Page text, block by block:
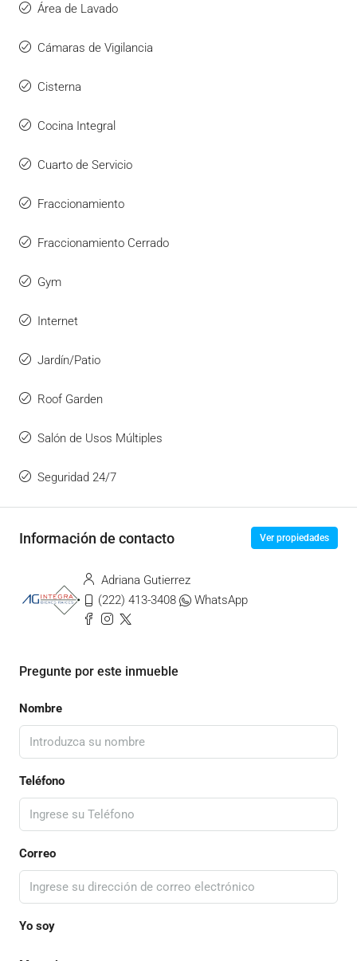
Área de Lavado
Cámaras de Vigilancia
Cisterna
Cocina Integral
Cuarto de Servicio
Fraccionamiento
Fraccionamiento Cerrado
Gym
Internet
Jardín/Patio
Roof Garden
Salón de Usos Múltiples
Seguridad 24/7
Información de contacto Ver propiedades
Adriana Gutierrez
(222) 413-3408
WhatsApp
Pregunte por este inmueble
Nombre
Teléfono
Correo
Yo soy